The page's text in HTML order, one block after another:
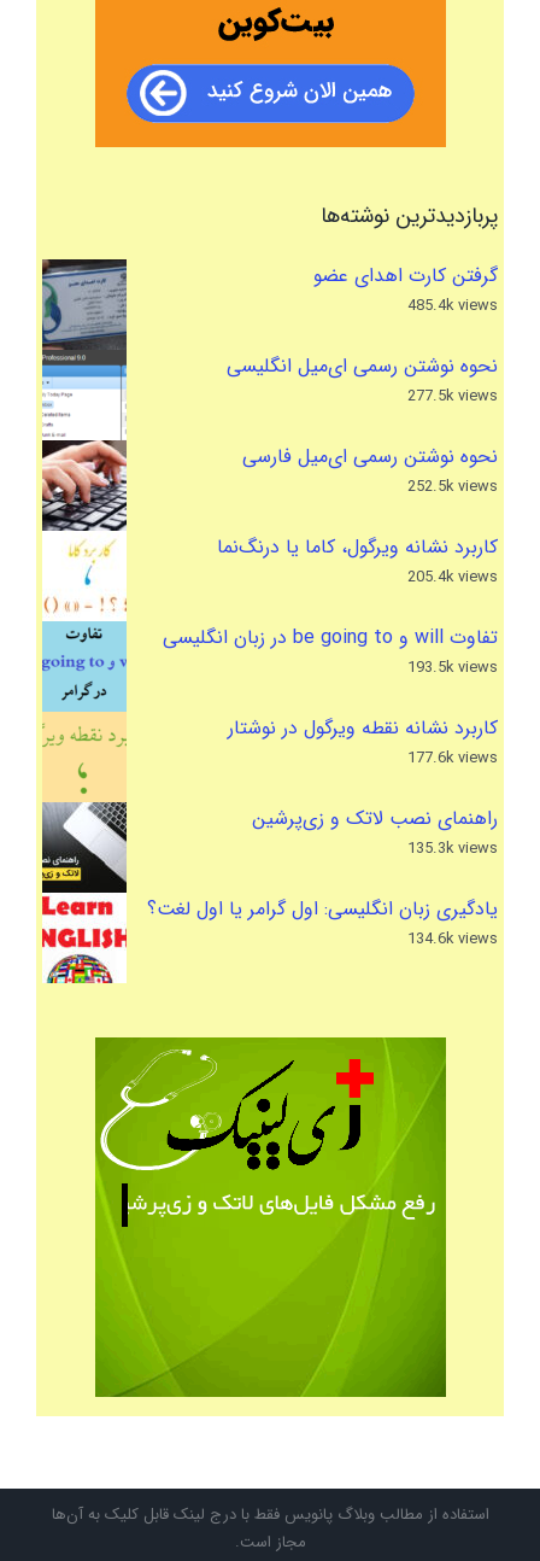
پربازدیدترین نوشته‌ها
گرفتن کارت اهدای عضو
485.4k views
نحوه نوشتن رسمی ای‌میل انگلیسی
277.5k views
نحوه نوشتن رسمی ای‌میل فارسی
252.5k views
کاربرد نشانه ویرگول، کاما یا درنگ‌نما
205.4k views
تفاوت will و be going to در زبان انگلیسی
193.5k views
کاربرد نشانه نقطه ویرگول در نوشتار
177.6k views
راهنمای نصب لاتک و زی‌پرشین
135.3k views
یادگیری زبان انگلیسی: اول گرامر یا اول لغت؟
134.6k views
استفاده از مطالب وبلاگ پانویس فقط با درج لینک قابل کلیک به آن‌ها
مجاز است.